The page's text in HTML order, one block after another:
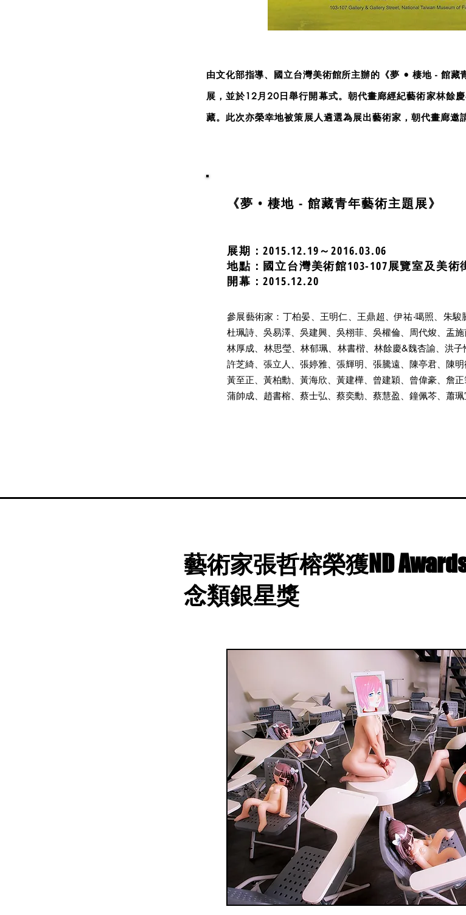
由文化部指導、國立台灣美術館所主辦的《夢 • 棲地 - 館
展，並於12月20日舉行開幕式。朝代畫廊經紀藝術家林餘
藏。此次亦榮幸地被策展人遴選為展出藝術家，朝代畫廊邀
《夢 • 棲地 - 館藏青年藝術主題展》
展期：2015.12.19～2016.03.06
地點：國立台灣美術館103-107展覽室及美術
開幕：2015.12.20
參展藝術家：丁柏晏、王明仁、王鼎超、伊祐‧噶照、朱駿
杜珮詩、吳易澤、吳建興、吳栩菲、吳權倫、周代焌、盂施
林厚成、林思瑩、林郁珮、林書楷、林餘慶&魏杏諭、洪子
許芝綺、張立人、張婷雅、張輝明、張騰遠、陳亭君、陳明
黃至正、黃柏勳、黃海欣、黃建樺、曾建穎、曾偉豪、詹正
蒲帥成、趙書榕、蔡士弘、蔡奕勳、蔡慧盈、鐘佩芩、蕭
藝術家張哲榕榮獲ND
念類銀星獎